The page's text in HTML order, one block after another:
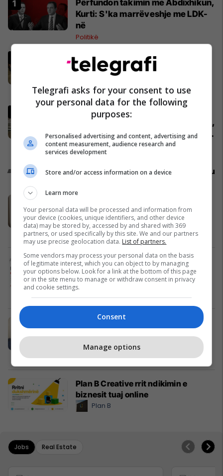
Përfundon takimin me Abdixhikun,
Kurti: S'ka marrëveshje me LDK-
në
Politikë
Abdixhiku me 18 deputetët e LDK-
së përcaktojnë rrugëtimin e
Politikë
Pacolli: Nëse Shqipëria zgjidh
kontratën për Aeroportin e Vlorës,
MABCO do t’i drejtohet arbitrazhit
ndërkombëtar
Shqipëri
Promo Reklamo këtu
Lakrishtë – banim modern pranë
qendrës #16060
Pro Real Estate
Alba Health bashkon profesionistët
e kujdesit në një rrjet të përbashkët
në Zvicër
Nga UBT në skenën botërore të
Jugut
Plan B Creative rrit ndikimin e
biznesit tuaj online
Plan B
Jobs Real Estate
Telegrafi asks for your consent to use
your personal data for the following
purposes:
Personalised advertising and content, advertising and
content measurement, audience research and
services development
Store and/or access information on a device
Learn more
Your personal data will be processed and information from
your device (cookies, unique identifiers, and other device
data) may be stored by, accessed by and shared with 369
partners, or used specifically by this site. We and our partners
may use precise geolocation data. List of partners.
Some vendors may process your personal data on the basis
of legitimate interest, which you can object to by managing
your options below. Look for a link at the bottom of this page
or in the site menu to manage or withdraw consent in privacy
and cookie settings.
Consent
Manage options